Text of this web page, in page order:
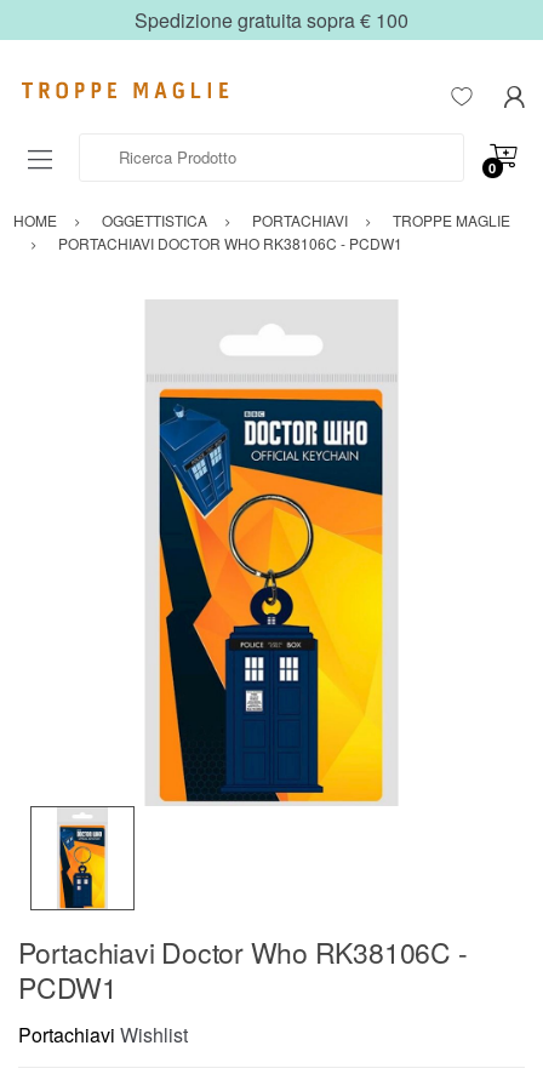
Spedizione gratuita sopra € 100
0
HOME OGGETTISTICA PORTACHIAVI
TROPPE MAGLIE
PORTACHIAVI DOCTOR WHO RK38106C - PCDW1
Portachiavi Doctor Who RK38106C -
PCDW1
Portachiavi Wishlist